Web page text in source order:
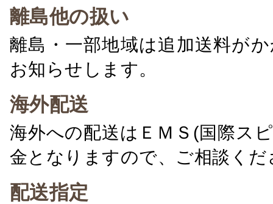
離島他の扱い
離島・一部地域は追加送料が
お知らせします。
海外配送
海外への配送はＥＭＳ(国際ス
金となりますので、ご相談くだ
配送指定